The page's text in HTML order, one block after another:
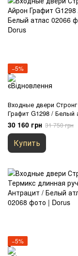
−5%
Входные двери
Графит G1298 / Белый
30 160 грн 31 750 грн
Купить
−5%